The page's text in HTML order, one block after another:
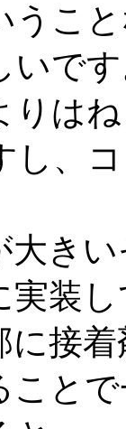
うこ
いで
りは
し、
大き
実装
に接
こと